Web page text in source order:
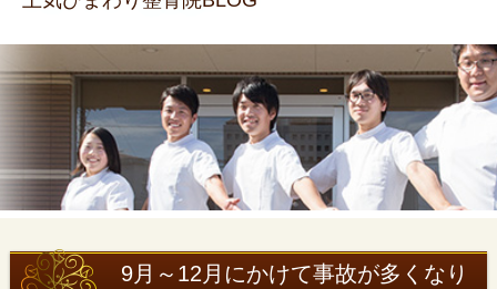
9月～12月にかけて事故が多くなり